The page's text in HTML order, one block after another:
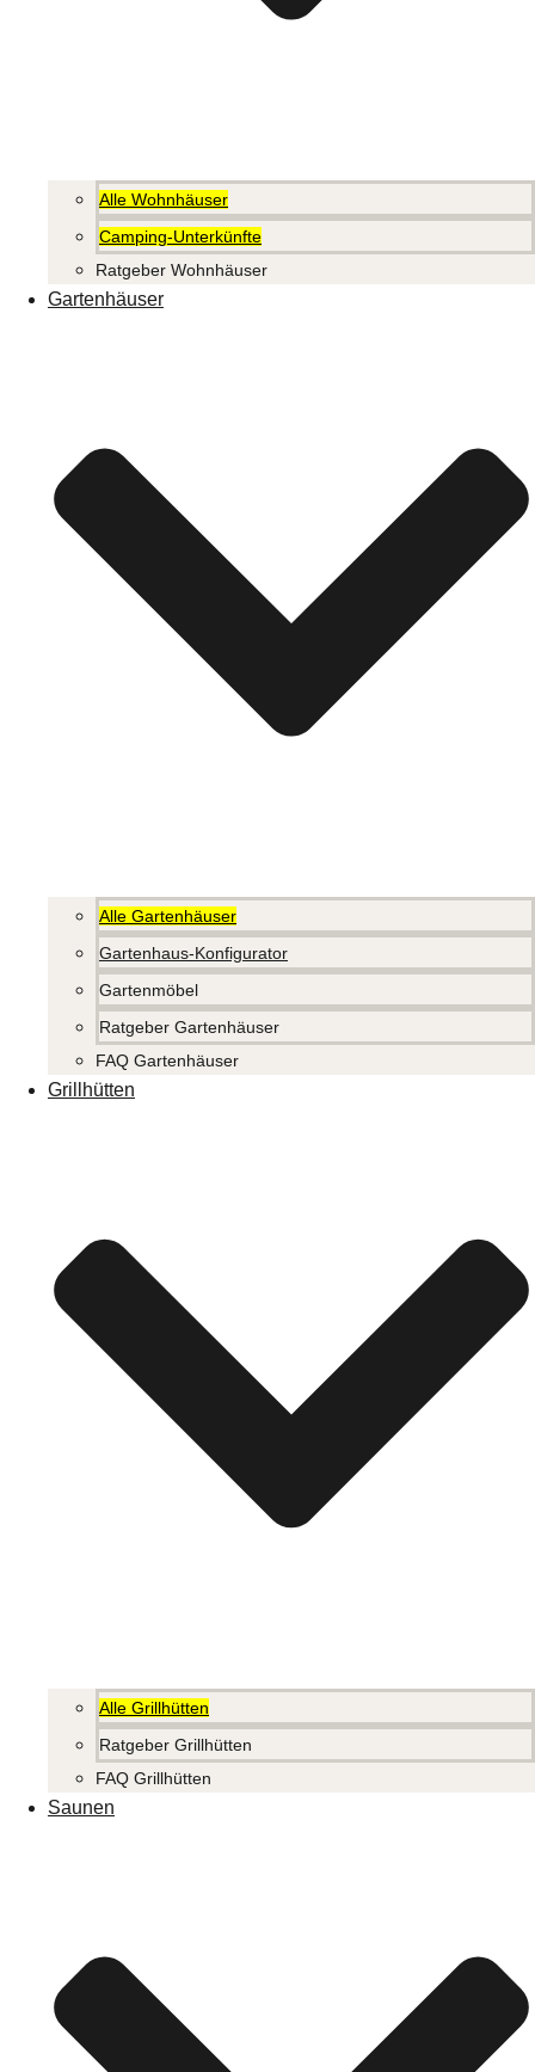
Alle Wohnhäuser
Camping-Unterkünfte
Ratgeber Wohnhäuser
Gartenhäuser
Alle Gartenhäuser
Gartenhaus-Konfigurator
Gartenmöbel
Ratgeber Gartenhäuser
FAQ Gartenhäuser
Grillhütten
Alle Grillhütten
Ratgeber Grillhütten
FAQ Grillhütten
Saunen